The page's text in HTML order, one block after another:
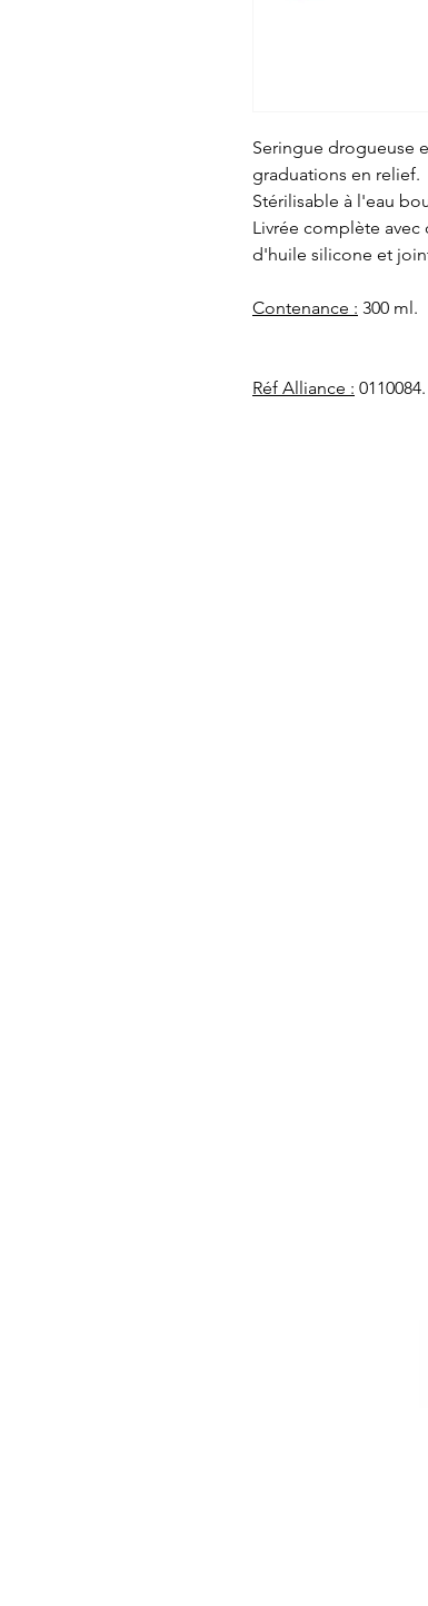
Seringue drogueuse
graduations en relief.
Stérilisable à l'eau
Livrée complète
d'huile silicone et
Contenance : 300 ml.
Réf Alliance : 0110084.